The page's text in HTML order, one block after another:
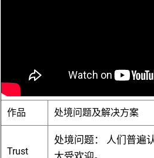
作品 处境问题及解决方案
Trust
处境问题：
人们普遍